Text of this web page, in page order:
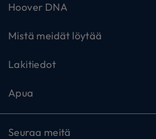
Hoover DNA
Mistä meidät löytää
Lakitiedot
Apua
Seuraa meitä